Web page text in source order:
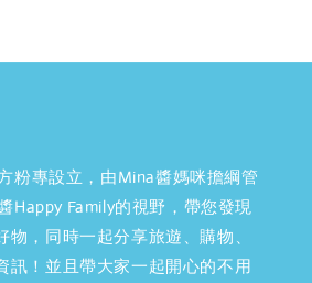
粉專設立，由Mina醬媽咪擔綱管
Happy Family的視野，帶您發現
物，同時一起分享旅遊、購物、
訊！並且帶大家一起開心的不用